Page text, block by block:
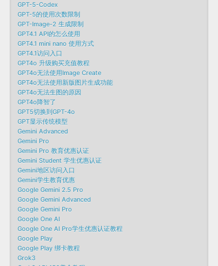
GPT-5-Codex
GPT-5的使用次数限制
GPT-Image-2 生成限制
GPT4.1 API的怎么使用
GPT4.1 mini nano 使用方式
GPT4.1访问入口
GPT4o 升级购买充值教程
GPT4o无法使用Image Create
GPT4o无法使用新版图片生成功能
GPT4o无法生图的原因
GPT4o降智了
GPT5切换到GPT-4o
GPT显示传统模型
Gemini Advanced
Gemini Pro
Gemini Pro 教育优惠认证
Gemini Student 学生优惠认证
Gemini地区访问入口
Gemini学生教育优惠
Google Gemini 2.5 Pro
Google Gemini Advanced
Google Gemini Pro
Google One AI
Google One AI Pro学生优惠认证教程
Google Play
Google Play 绑卡教程
Grok3